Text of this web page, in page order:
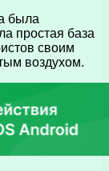
была
простая база
своим
воздухом.